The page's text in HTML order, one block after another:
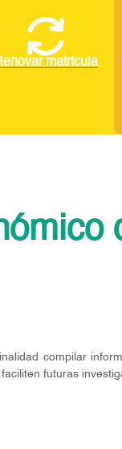
matrícula
compilar
futuras